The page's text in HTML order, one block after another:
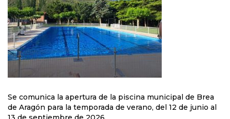
Se comunica la apertura de la piscina municipal de Brea
de Aragón para la temporada de verano, del 12 de junio al